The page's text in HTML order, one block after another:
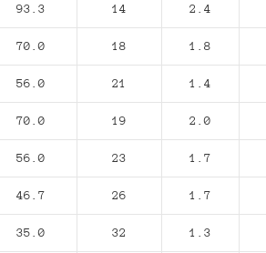
93.3 14 2.4
70.0 18 1.8
56.0 21 1.4
70.0 19 2.0
56.0 23 1.7
46.7 26 1.7
35.0 32 1.3